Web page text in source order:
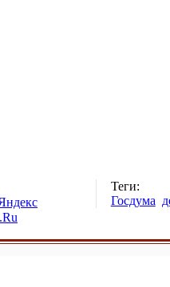
Теги:
Госдума